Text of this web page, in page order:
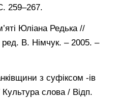
259–267.
Юліана Редька //
ред. В. Німчук. – 2005. –
з суфіксом -ів
слова / Відп.